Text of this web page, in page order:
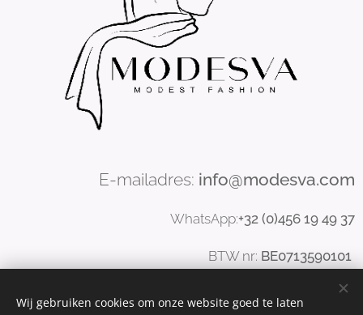
E-mailadres: info@modesva.com
WhatsApp:+32 (0)456 19 49 37
BTW nr: BE0713590101
Wij gebruiken cookies om onze website goed te laten